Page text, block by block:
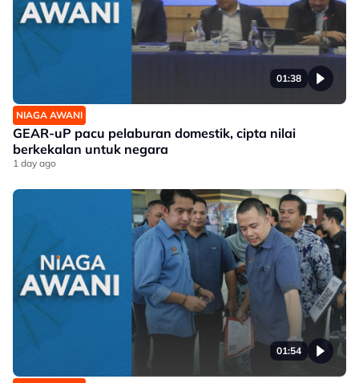
01:38
NIAGA AWANI
GEAR-uP pacu pelaburan domestik, cipta nilai
berkekalan untuk negara
1 day ago
01:54